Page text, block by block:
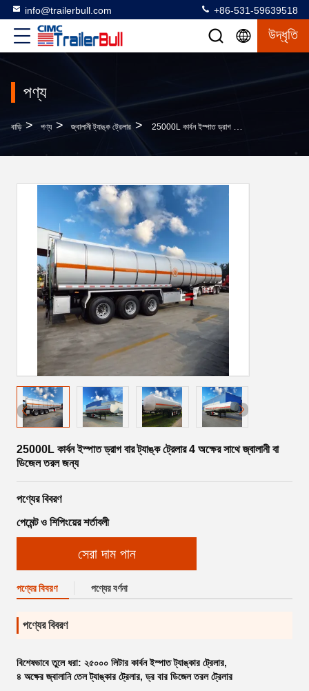
info@trailerbull.com +86-531-59639518
উদ্ধৃতি
পণ্য
বাড়ি > পণ্য > জ্বালানী ট্যাঙ্ক ট্রেলার > 25000L কার্বন ইস্পাত ড্রাগ বার ট্যাঙ্ক ট্রেলার 4 অক্ষের সাথে জ্বালানী বা ডিজেল তরল জন্য
25000L কার্বন ইস্পাত ড্রাগ বার ট্যাঙ্ক ট্রেলার 4 অক্ষের সাথে জ্বালানী বা
ডিজেল তরল জন্য
পণ্যের বিবরণ
পেমেন্ট ও শিপিংয়ের শর্তাবলী
সেরা দাম পান
পণ্যের বিবরণ পণ্যের বর্ণনা
পণ্যের বিবরণ
বিশেষভাবে তুলে ধরা: ২৫০০০ লিটার কার্বন ইস্পাত ট্যাঙ্কার ট্রেলার,
৪ অক্ষের জ্বালানি তেল ট্যাঙ্কার ট্রেলার,ড্র বার ডিজেল তরল ট্রেলার